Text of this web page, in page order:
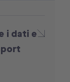
i dati e